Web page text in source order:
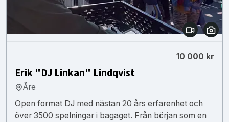
10 000 kr
Erik "DJ Linkan" Lindqvist
Åre
Open format DJ med nästan 20 års erfarenhet och
över 3500 spelningar i bagaget. Från början som en